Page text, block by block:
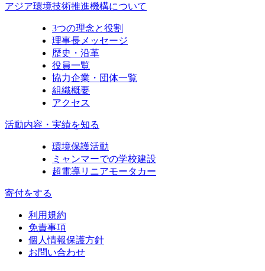
アジア環境技術推進機構について
3つの理念と役割
理事長メッセージ
歴史・沿革
役員一覧
協力企業・団体一覧
組織概要
アクセス
活動内容・実績を知る
環境保護活動
ミャンマーでの学校建設
超電導リニアモータカー
寄付をする
利用規約
免責事項
個人情報保護方針
お問い合わせ